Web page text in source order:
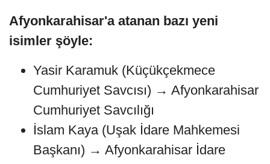
Afyonkarahisar'a atanan bazı yeni
isimler şöyle:
Yasir Karamuk (Küçükçekmece
Cumhuriyet Savcısı) → Afyonkarahisar
Cumhuriyet Savcılığı
İslam Kaya (Uşak İdare Mahkemesi
Başkanı) → Afyonkarahisar İdare